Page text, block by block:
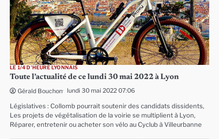
LE 1/4 D'HEURE LYONNAIS
Toute l’actualité de ce lundi 30 mai 2022 à Lyon
Gérald Bouchon lundi 30 mai 2022 07:06
Législatives : Collomb pourrait soutenir des candidats dissidents,
Les projets de végétalisation de la voirie se multiplient à Lyon,
Réparer, entretenir ou acheter son vélo au Cyclub à Villeurbanne